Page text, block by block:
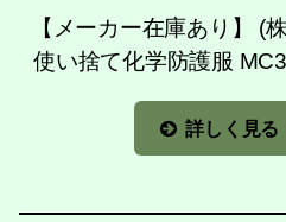
【メーカー在庫あり】 (
使い捨て化学防護服
詳しく見る